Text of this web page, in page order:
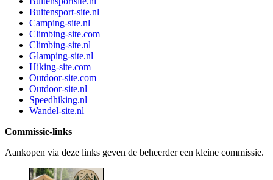
Buitensport-site.nl
Camping-site.nl
Climbing-site.com
Climbing-site.nl
Glamping-site.nl
Hiking-site.com
Outdoor-site.com
Outdoor-site.nl
Speedhiking.nl
Wandel-site.nl
Commissie-links
Aankopen via deze links geven de beheerder een kleine commissie.